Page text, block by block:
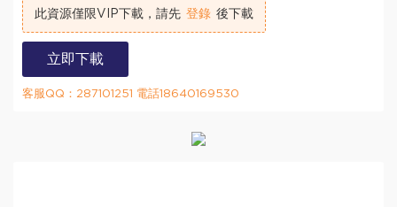
此資源僅限VIP下載，請先 登錄 後下載
立即下載
客服QQ：287101251 電話18640169530